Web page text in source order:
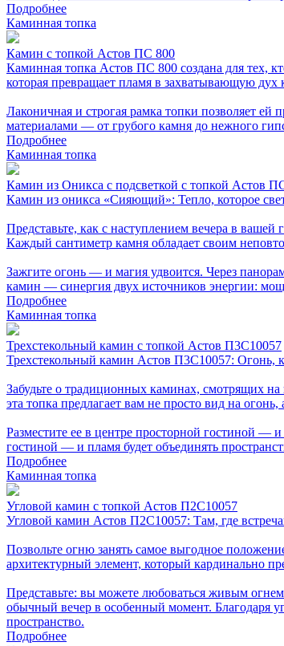
Подробнее
Каминная топка
Камин с топкой Астов ПС 800
Каминная топка Астов ПС 800 создана для тех,
которая превращает пламя в захватывающую
Лаконичная и строгая рамка топки позволяет ей
материалами — от грубого камня до нежного
Подробнее
Каминная топка
Камин из Оникса с подсветкой с топкой Астов
Камин из оникса «Сияющий»: Тепло, которое
Представьте, как с наступлением вечера в
Каждый сантиметр камня обладает своим
Зажгите огонь — и магия удвоится. Через
камин — синергия двух источников энергии:
Подробнее
Каминная топка
Трехстекольный камин с топкой Астов П3С10057
Трехстекольный камин Астов П3С10057: Огонь,
Забудьте о традиционных каминах, смотрящих
эта топка предлагает вам не просто вид на
Разместите ее в центре просторной гостиной —
гостиной — и пламя будет объединять
Подробнее
Каминная топка
Угловой камин с топкой Астов П2С10057
Угловой камин Астов П2С10057: Там, где
Позвольте огню занять самое выгодное
архитектурный элемент, который кардинально
Представьте: вы можете любоваться живым
обычный вечер в особенный момент. Благодаря
пространство.
Подробнее